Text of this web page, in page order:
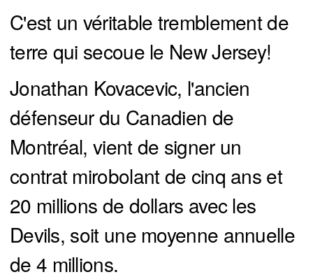
C'est un véritable tremblement de
terre qui secoue le New Jersey!
Jonathan Kovacevic, l'ancien
défenseur du Canadien de
Montréal, vient de signer un
contrat mirobolant de cinq ans et
20 millions de dollars avec les
Devils, soit une moyenne annuelle
de 4 millions.